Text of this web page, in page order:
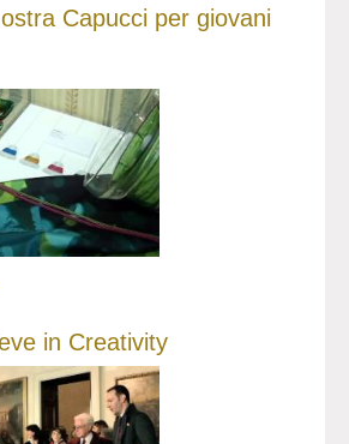
Capucci per giovani
in Creativity